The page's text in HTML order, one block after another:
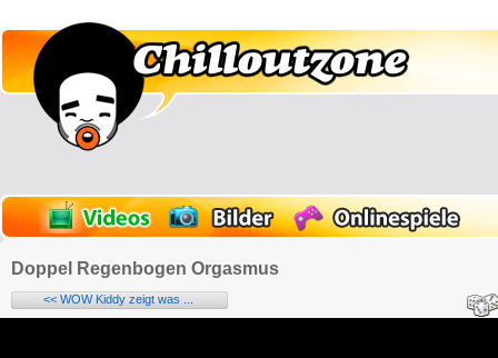
Doppel Regenbogen Orgasmus
<< WOW Kiddy zeigt was ...